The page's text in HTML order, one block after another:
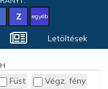
Z egyéb
Letöltések
Füst
Végz. fény